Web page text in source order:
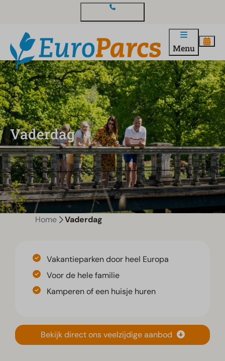
Menu
Vaderdag
Home Vaderdag
Vakantieparken door heel Europa
Voor de hele familie
Kamperen of een huisje huren
Bekijk direct ons veelzijdige aanbod